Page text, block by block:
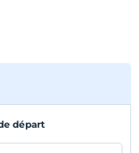
recherchons un
nous oublierons
portes magiques
Setenönü Boutique
combinée aux
départ